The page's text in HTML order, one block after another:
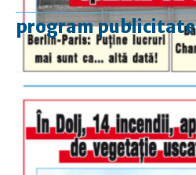
program publicitate
luni-vineri
duminică